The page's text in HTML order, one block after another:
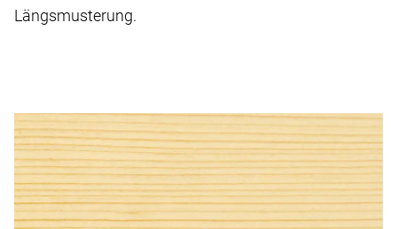
Längsmusterung.